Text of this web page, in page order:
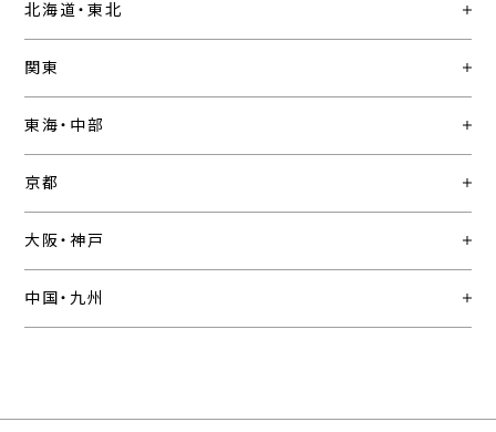
北海道・東北
関東
東海・中部
京都
大阪・神戸
中国・九州